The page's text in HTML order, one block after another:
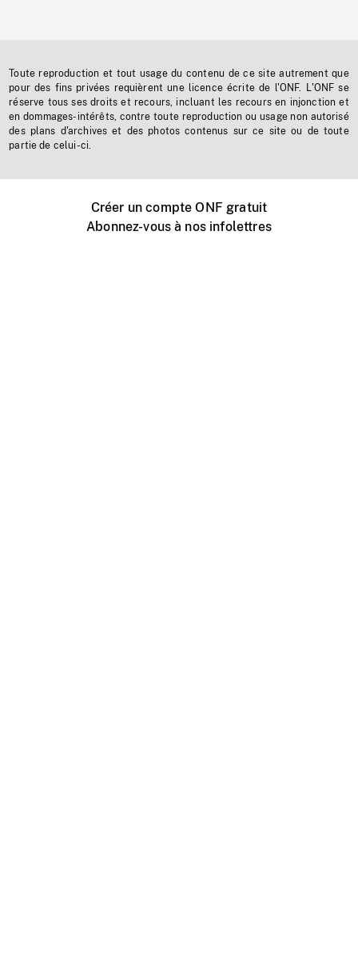
Toute reproduction et tout usage du contenu de ce site autrement que
pour des fins privées requièrent une licence écrite de l'ONF. L'ONF se
réserve tous ses droits et recours, incluant les recours en injonction et
en dommages-intérêts, contre toute reproduction ou usage non autorisé
des plans d'archives et des photos contenus sur ce site ou de toute
partie de celui-ci.
Créer un compte ONF gratuit
Abonnez-vous à nos infolettres